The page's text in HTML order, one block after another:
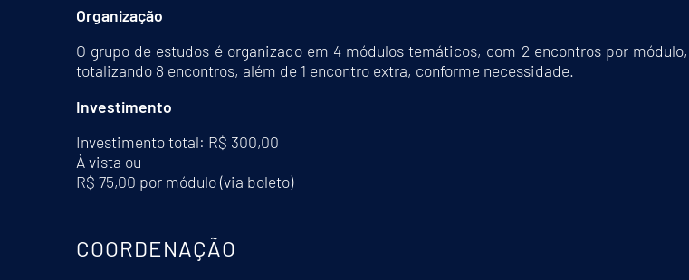
Organização
O grupo de estudos é organizado em 4 módulos temáticos, com 2 encontros por módulo,
totalizando 8 encontros, além de 1 encontro extra, conforme necessidade.
Investimento
Investimento total: R$ 300,00
À vista ou
R$ 75,00 por módulo (via boleto)
COORDENAÇÃO